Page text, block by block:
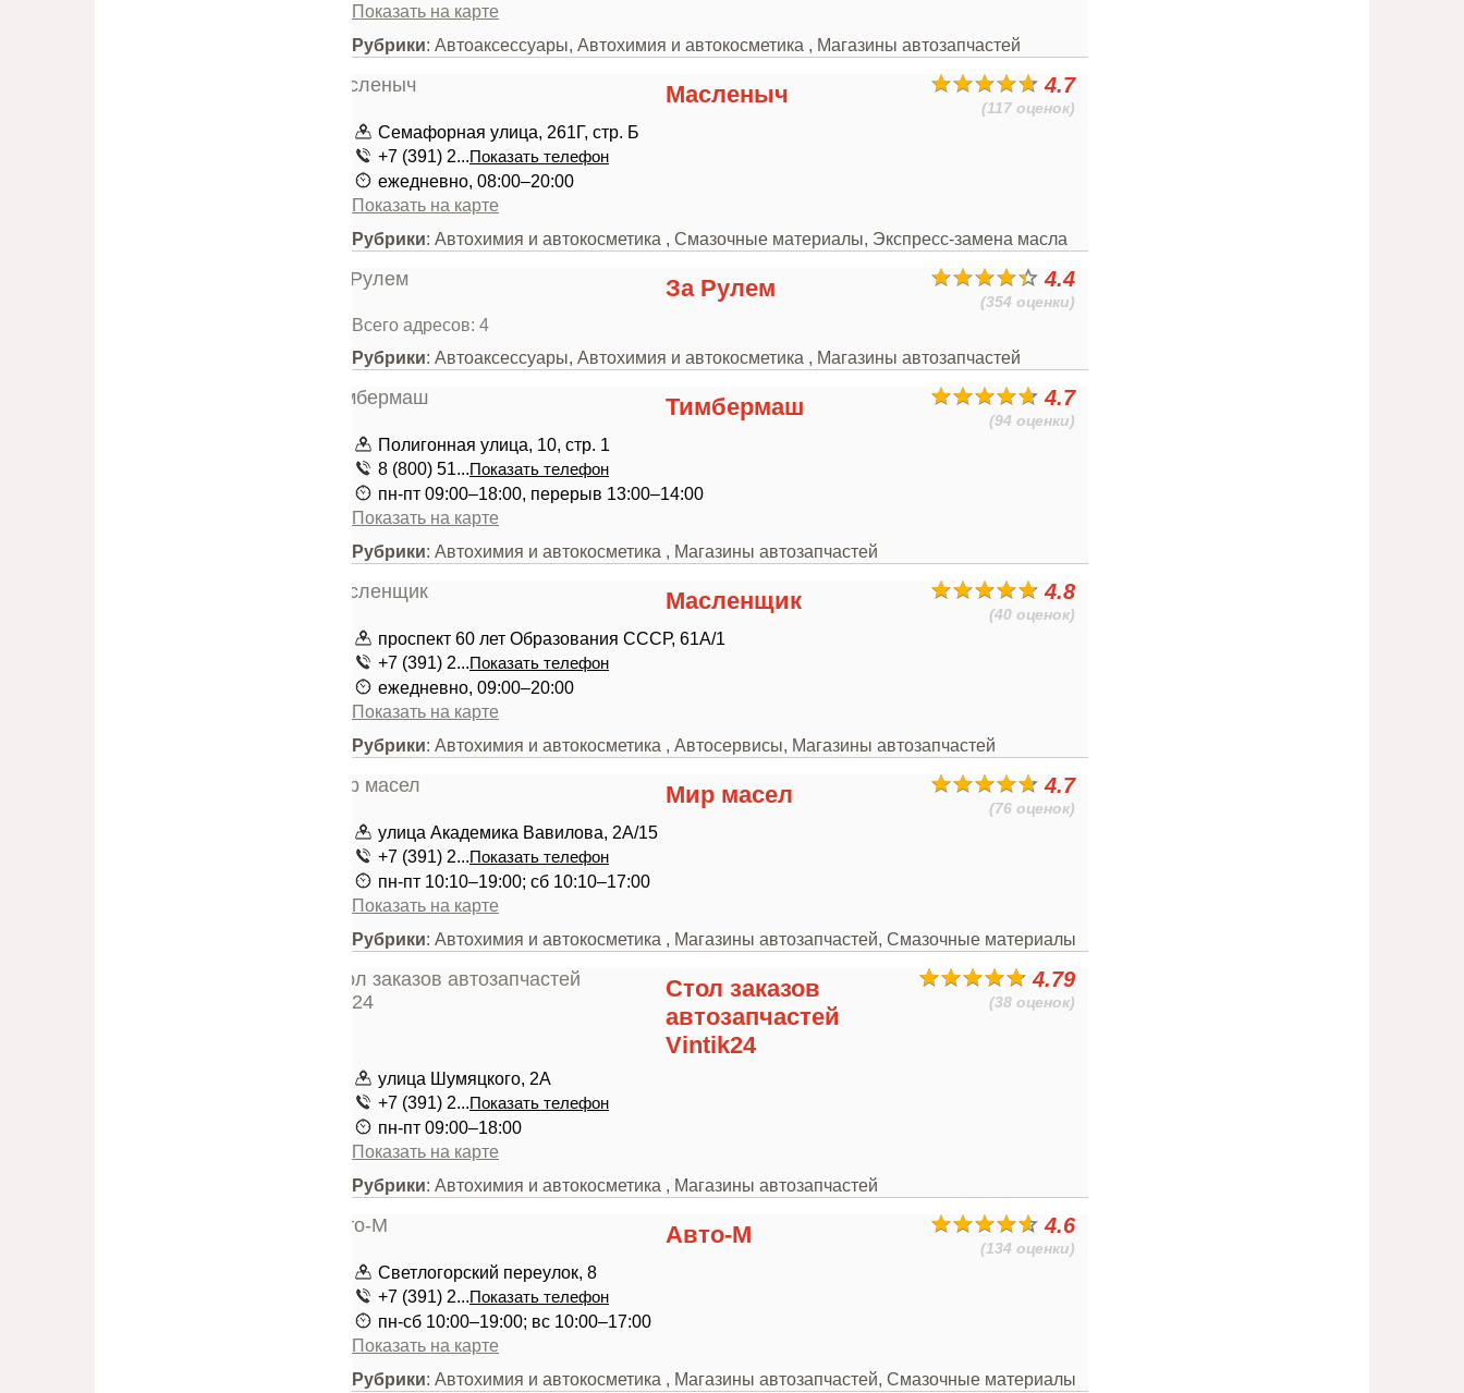
Показать на карте
Рубрики: Автоаксессуары, Автохимия и автокосметика , Магазины автозапчастей
4.7
(117 оценок)
Масленыч
Семафорная улица, 261Г, стр. Б
+7 (391) 2...Показать телефон
ежедневно, 08:00–20:00
Показать на карте
Рубрики: Автохимия и автокосметика , Смазочные материалы, Экспресс-замена масла
4.4
(354 оценки)
За Рулем
Всего адресов: 4
Рубрики: Автоаксессуары, Автохимия и автокосметика , Магазины автозапчастей
4.7
(94 оценки)
Тимбермаш
Полигонная улица, 10, стр. 1
8 (800) 51...Показать телефон
пн-пт 09:00–18:00, перерыв 13:00–14:00
Показать на карте
Рубрики: Автохимия и автокосметика , Магазины автозапчастей
4.8
(40 оценок)
Масленщик
проспект 60 лет Образования СССР, 61А/1
+7 (391) 2...Показать телефон
ежедневно, 09:00–20:00
Показать на карте
Рубрики: Автохимия и автокосметика , Автосервисы, Магазины автозапчастей
4.7
(76 оценок)
Мир масел
улица Академика Вавилова, 2А/15
+7 (391) 2...Показать телефон
пн-пт 10:10–19:00; сб 10:10–17:00
Показать на карте
Рубрики: Автохимия и автокосметика , Магазины автозапчастей, Смазочные материалы
4.79
(38 оценок)
Стол заказов
автозапчастей
Vintik24
улица Шумяцкого, 2А
+7 (391) 2...Показать телефон
пн-пт 09:00–18:00
Показать на карте
Рубрики: Автохимия и автокосметика , Магазины автозапчастей
4.6
(134 оценки)
Авто-М
Светлогорский переулок, 8
+7 (391) 2...Показать телефон
пн-сб 10:00–19:00; вс 10:00–17:00
Показать на карте
Рубрики: Автохимия и автокосметика , Магазины автозапчастей, Смазочные материалы